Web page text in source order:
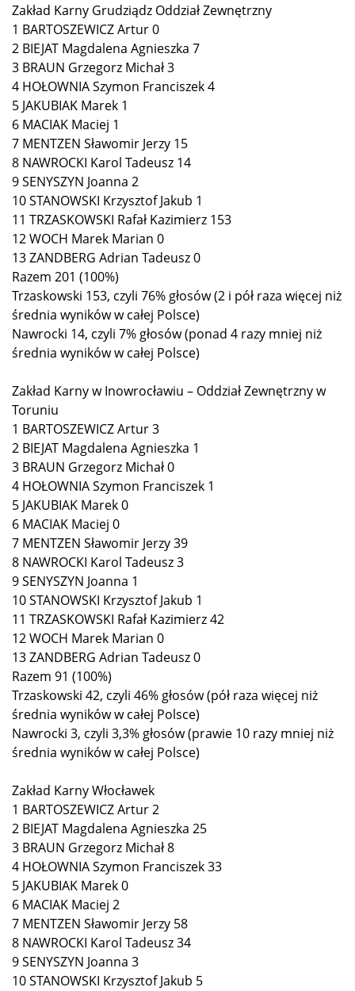
Zakład Karny Grudziądz Oddział Zewnętrzny
1 BARTOSZEWICZ Artur 0
2 BIEJAT Magdalena Agnieszka 7
3 BRAUN Grzegorz Michał 3
4 HOŁOWNIA Szymon Franciszek 4
5 JAKUBIAK Marek 1
6 MACIAK Maciej 1
7 MENTZEN Sławomir Jerzy 15
8 NAWROCKI Karol Tadeusz 14
9 SENYSZYN Joanna 2
10 STANOWSKI Krzysztof Jakub 1
11 TRZASKOWSKI Rafał Kazimierz 153
12 WOCH Marek Marian 0
13 ZANDBERG Adrian Tadeusz 0
Razem 201 (100%)
Trzaskowski 153, czyli 76% głosów (2 i pół raza więcej niż
średnia wyników w całej Polsce)
Nawrocki 14, czyli 7% głosów (ponad 4 razy mniej niż
średnia wyników w całej Polsce)
Zakład Karny w Inowrocławiu – Oddział Zewnętrzny w
Toruniu
1 BARTOSZEWICZ Artur 3
2 BIEJAT Magdalena Agnieszka 1
3 BRAUN Grzegorz Michał 0
4 HOŁOWNIA Szymon Franciszek 1
5 JAKUBIAK Marek 0
6 MACIAK Maciej 0
7 MENTZEN Sławomir Jerzy 39
8 NAWROCKI Karol Tadeusz 3
9 SENYSZYN Joanna 1
10 STANOWSKI Krzysztof Jakub 1
11 TRZASKOWSKI Rafał Kazimierz 42
12 WOCH Marek Marian 0
13 ZANDBERG Adrian Tadeusz 0
Razem 91 (100%)
Trzaskowski 42, czyli 46% głosów (pół raza więcej niż
średnia wyników w całej Polsce)
Nawrocki 3, czyli 3,3% głosów (prawie 10 razy mniej niż
średnia wyników w całej Polsce)
Zakład Karny Włocławek
1 BARTOSZEWICZ Artur 2
2 BIEJAT Magdalena Agnieszka 25
3 BRAUN Grzegorz Michał 8
4 HOŁOWNIA Szymon Franciszek 33
5 JAKUBIAK Marek 0
6 MACIAK Maciej 2
7 MENTZEN Sławomir Jerzy 58
8 NAWROCKI Karol Tadeusz 34
9 SENYSZYN Joanna 3
10 STANOWSKI Krzysztof Jakub 5